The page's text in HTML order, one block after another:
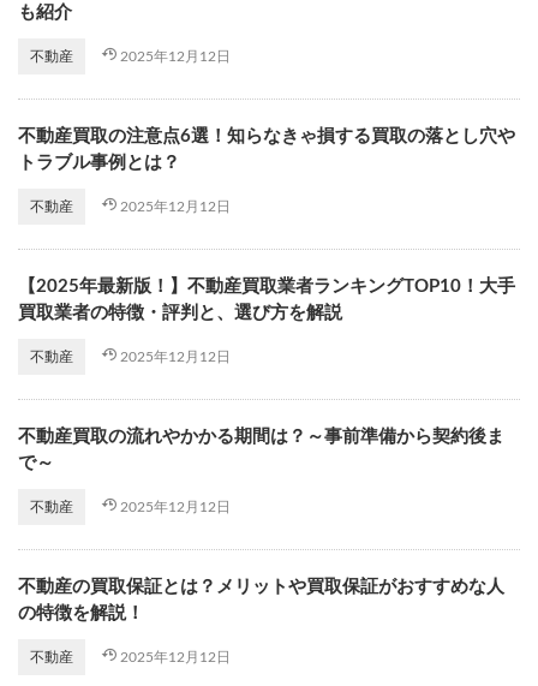
も紹介
不動産 2025年12月12日
不動産買取の注意点6選！知らなきゃ損する買取の落とし穴や
トラブル事例とは？
不動産 2025年12月12日
【2025年最新版！】不動産買取業者ランキングTOP10！大手
買取業者の特徴・評判と、選び方を解説
不動産 2025年12月12日
不動産買取の流れやかかる期間は？～事前準備から契約後ま
で～
不動産 2025年12月12日
不動産の買取保証とは？メリットや買取保証がおすすめな人
の特徴を解説！
不動産 2025年12月12日